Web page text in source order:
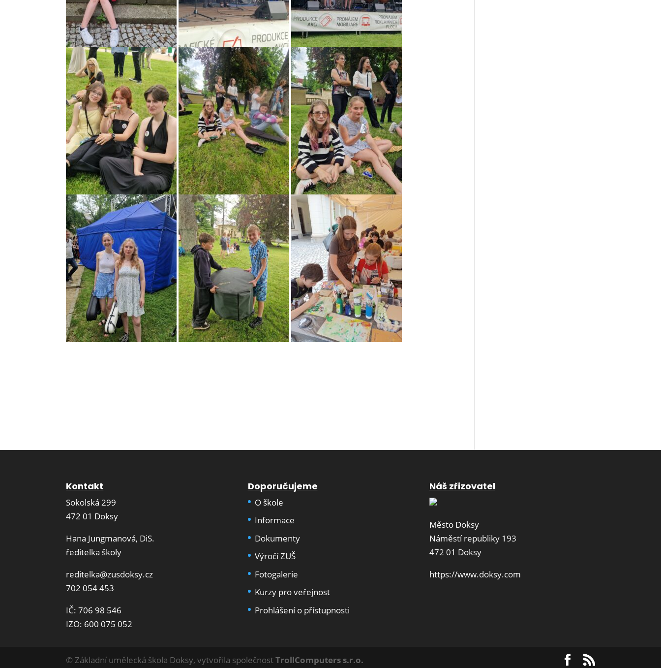
Kontakt
Sokolská 299
472 01 Doksy
Hana Jungmanová, DiS.
ředitelka školy
reditelka@zusdoksy.cz
702 054 453
IČ: 706 98 546
IZO: 600 075 052
Doporučujeme
O škole
Informace
Dokumenty
Výročí ZUŠ
Fotogalerie
Kurzy pro veřejnost
Prohlášení o přístupnosti
Náš zřizovatel
Město Doksy
Náměstí republiky 193
472 01 Doksy
https://www.doksy.com
© Základní umělecká škola Doksy, vytvořila společnostTrollComputers s.r.o.